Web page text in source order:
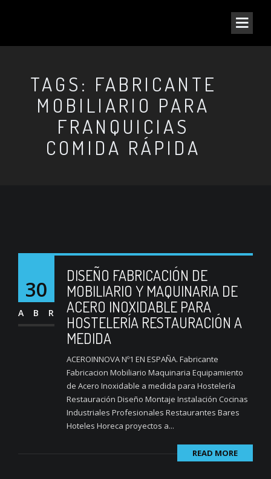
TAGS: FABRICANTE
MOBILIARIO PARA
FRANQUICIAS
COMIDA RÁPIDA
30
ABR
DISEÑO FABRICACIÓN DE
MOBILIARIO Y MAQUINARIA DE
ACERO INOXIDABLE PARA
HOSTELERÍA RESTAURACIÓN A
MEDIDA
ACEROINNOVA Nº1 EN ESPAÑA. Fabricante
Fabricacion Mobiliario Maquinaria Equipamiento
de Acero Inoxidable a medida para Hostelería
Restauración Diseño Montaje Instalación Cocinas
Industriales Profesionales Restaurantes Bares
Hoteles Horeca proyectos a...
READ MORE